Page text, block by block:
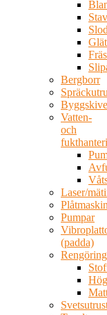
Bergborr
Vatten-
och
Laser/
Pumpar
(padda)